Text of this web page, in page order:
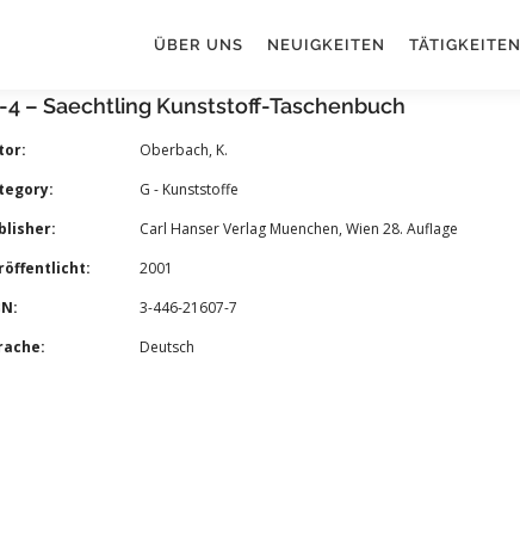
ÜBER UNS NEUIGKEITEN TÄTIGKEITEN
4 – Saechtling Kunststoff-Taschenbuch
Oberbach, K.
G - Kunststoffe
Carl Hanser Verlag Muenchen, Wien 28. Auflage
2001
3-446-21607-7
Deutsch